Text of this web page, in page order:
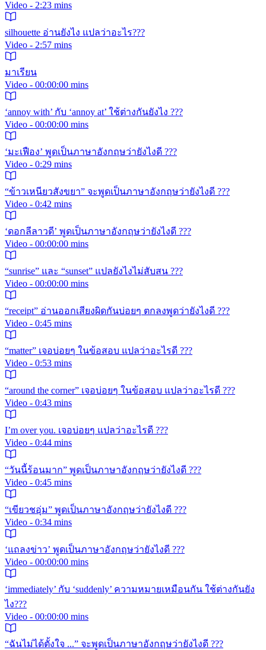
Video - 2:23 mins
silhouette อ่านยังไง แปลว่าอะไร???
Video - 2:57 mins
มาเรียน
Video - 00:00:00 mins
‘annoy with’ กับ ‘annoy at’ ใช้ต่างกันยังไง ???
Video - 00:00:00 mins
‘มะเฟือง’ พูดเป็นภาษาอังกฤษว่ายังไงดี ???
Video - 0:29 mins
“ข้าวเหนียวสังขยา” จะพูดเป็นภาษาอังกฤษว่ายังไงดี ???
Video - 0:42 mins
‘ดอกลีลาวดี’ พูดเป็นภาษาอังกฤษว่ายังไงดี ???
Video - 00:00:00 mins
“sunrise” และ “sunset” แปลยังไงไม่สับสน ???
Video - 00:00:00 mins
“receipt” อ่านออกเสียงผิดกันบ่อยๆ ตกลงพูดว่ายังไงดี ???
Video - 0:45 mins
“matter” เจอบ่อยๆ ในข้อสอบ แปลว่าอะไรดี ???
Video - 0:53 mins
“around the corner” เจอบ่อยๆ ในข้อสอบ แปลว่าอะไรดี ???
Video - 0:43 mins
I’m over you. เจอบ่อยๆ แปลว่าอะไรดี ???
Video - 0:44 mins
“วันนี้ร้อนมาก” พูดเป็นภาษาอังกฤษว่ายังไงดี ???
Video - 0:45 mins
“เขียวชอุ่ม” พูดเป็นภาษาอังกฤษว่ายังไงดี ???
Video - 0:34 mins
‘แถลงข่าว’ พูดเป็นภาษาอังกฤษว่ายังไงดี ???
Video - 00:00:00 mins
‘immediately’ กับ ‘suddenly’ ความหมายเหมือนกัน ใช้ต่างกันยัง
ไง???
Video - 00:00:00 mins
“ฉันไม่ได้ตั้งใจ ...” จะพูดเป็นภาษาอังกฤษว่ายังไงดี ???